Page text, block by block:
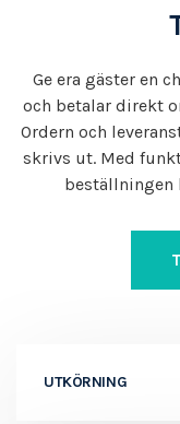
Ge era gäster en
och betalar direkt
Ordern och
skrivs ut. Med
beställningen
UTKÖRNING